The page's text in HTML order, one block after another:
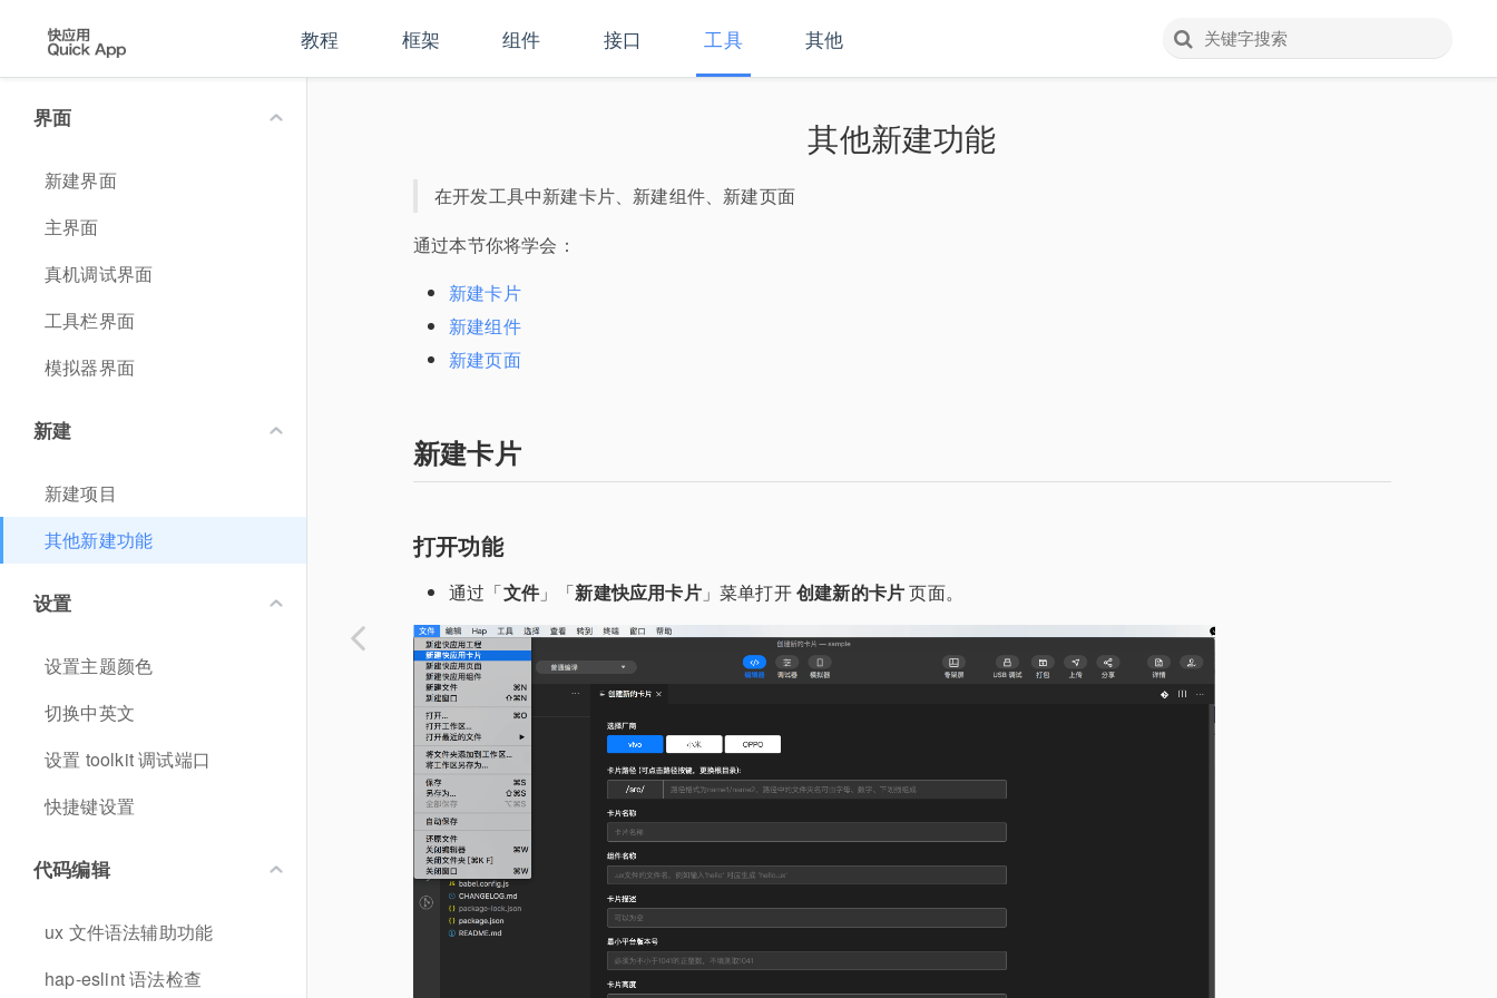
教程 框架 组件 接口 工具 其他
界面
新建界面
主界面
真机调试界面
工具栏界面
模拟器界面
新建
新建项目
其他新建功能
设置
设置主题颜色
切换中英文
设置 toolkit 调试端口
快捷键设置
代码编辑
ux 文件语法辅助功能
hap-eslint 语法检查
其他新建功能
在开发工具中新建卡片、新建组件、新建页面
通过本节你将学会：
新建卡片
新建组件
新建页面
新建卡片
打开功能
通过「文件」「新建快应用卡片」菜单打开创建新的卡片页面。